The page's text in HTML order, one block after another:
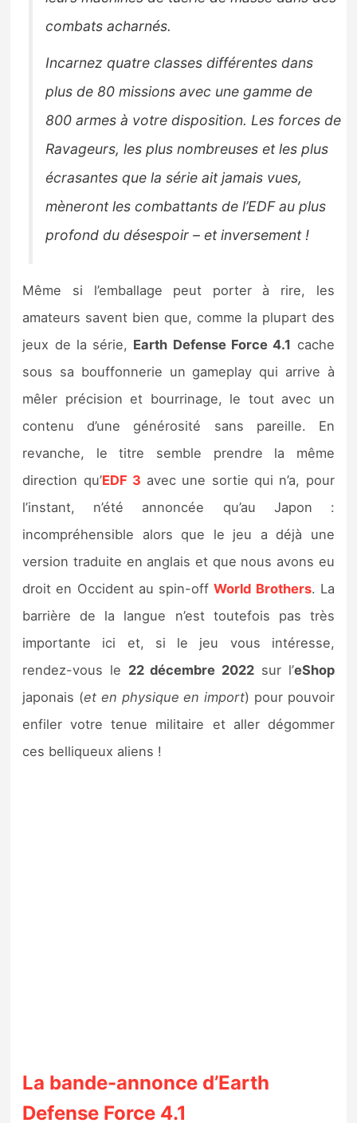
combats acharnés.
Incarnez quatre classes différentes dans
plus de 80 missions avec une gamme de
800 armes à votre disposition. Les forces de
Ravageurs, les plus nombreuses et les plus
écrasantes que la série ait jamais vues,
mèneront les combattants de l’EDF au plus
profond du désespoir – et inversement !
Même si l’emballage peut porter à rire, les
amateurs savent bien que, comme la plupart des
jeux de la série, Earth Defense Force 4.1 cache
sous sa bouffonnerie un gameplay qui arrive à
mêler précision et bourrinage, le tout avec un
contenu d’une générosité sans pareille. En
revanche, le titre semble prendre la même
direction qu’EDF 3 avec une sortie qui n’a, pour
l’instant, n’été annoncée qu’au Japon :
incompréhensible alors que le jeu a déjà une
version traduite en anglais et que nous avons eu
droit en Occident au spin-offWorld Brothers. La
barrière de la langue n’est toutefois pas très
importante ici et, si le jeu vous intéresse,
rendez-vous le 22 décembre 2022 sur l’eShop
japonais (et en physique en import) pour pouvoir
enfiler votre tenue militaire et aller dégommer
ces belliqueux aliens !
La bande-annonce d’Earth
Defense Force 4.1